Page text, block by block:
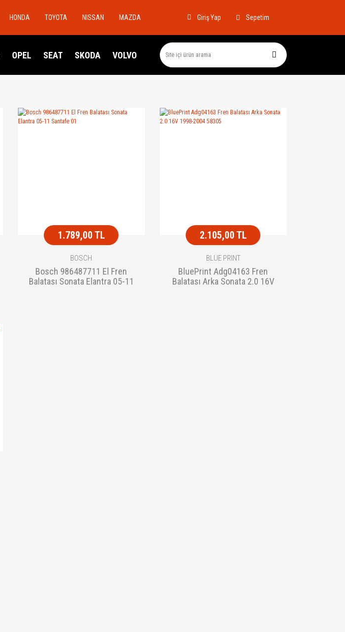
HONDA TOYOTA NISSAN MAZDA Giriş Yap Sepetim
OPEL SEAT SKODA VOLVO
1.789,00 TL
BOSCH
Bosch 986487711 El Fren
Balatası Sonata Elantra 05-11
2.105,00 TL
BLUE PRINT
BluePrint Adg04163 Fren
Balatası Arka Sonata 2.0 16V